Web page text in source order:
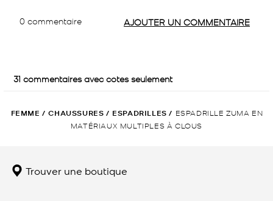
FEMME / CHAUSSURES / ESPADRILLES / ESPADRILLE ZUMA EN
MATÉRIAUX MULTIPLES À CLOUS
Trouver une boutique